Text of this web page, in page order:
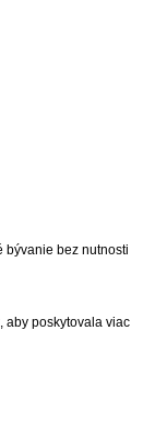
bývanie bez nutnosti
aby poskytovala viac